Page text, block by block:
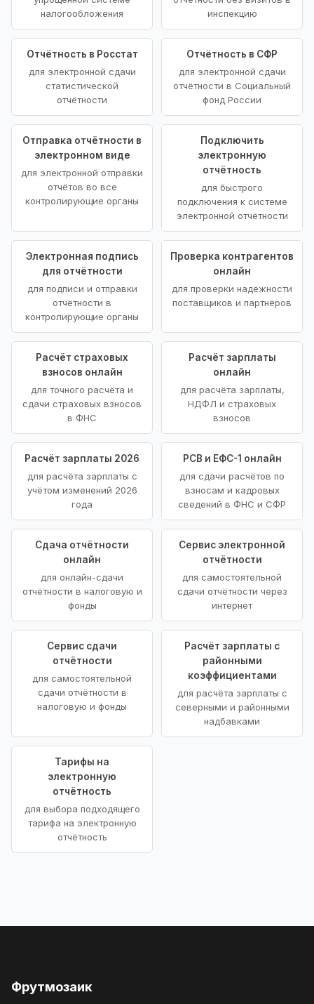
налогообложения
инспекцию
Отчётность в Росстат
для электронной сдачи
статистической
отчётности
Отчётность в СФР
для электронной сдачи
отчётности в Социальный
фонд России
Отправка отчётности в
электронном виде
для электронной отправки
отчётов во все
контролирующие органы
Подключить
электронную
отчётность
для быстрого
подключения к системе
электронной отчётности
Электронная подпись
для отчётности
для подписи и отправки
отчётности в
контролирующие органы
Проверка контрагентов
онлайн
для проверки надёжности
поставщиков и партнёров
Расчёт страховых
взносов онлайн
для точного расчёта и
сдачи страховых взносов
в ФНС
Расчёт зарплаты
онлайн
для расчёта зарплаты,
НДФЛ и страховых
взносов
Расчёт зарплаты 2026
для расчёта зарплаты с
учётом изменений 2026
года
РСВ и ЕФС-1 онлайн
для сдачи расчётов по
взносам и кадровых
сведений в ФНС и СФР
Сдача отчётности
онлайн
для онлайн-сдачи
отчётности в налоговую и
фонды
Сервис электронной
отчётности
для самостоятельной
сдачи отчётности через
интернет
Сервис сдачи
отчётности
для самостоятельной
сдачи отчётности в
налоговую и фонды
Расчёт зарплаты с
районными
коэффициентами
для расчёта зарплаты с
северными и районными
надбавками
Тарифы на
электронную
отчётность
для выбора подходящего
тарифа на электронную
отчётность
Фрутмозаик